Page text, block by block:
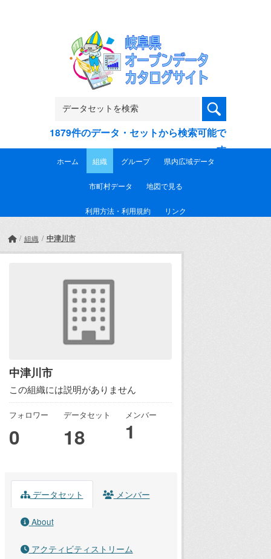
1879件のデータ・セットから検索可能で
す
ホーム 組織 グループ 県内広域データ
市町村データ 地図で見る
利用方法・利用規約 リンク
組織 中津川市
中津川市
この組織には説明がありません
フォロワー
0
データセット
18
メンバー
1
データセット メンバー
About
アクティビティストリーム